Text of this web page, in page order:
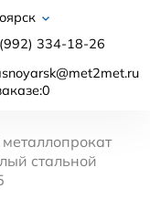
334-18-26
0
стальной